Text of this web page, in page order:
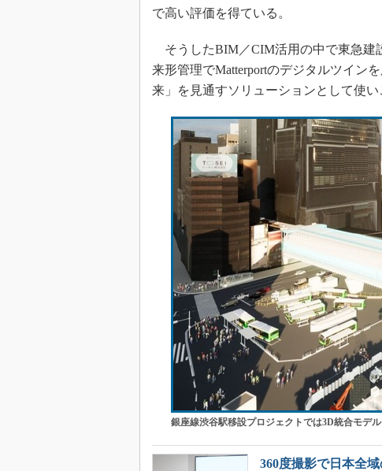
で高い評価を得ている。
そうしたBIM／CIM活用の中で東急建
来形管理でMatterportのデジタルツイン
来」を見通すソリューションとして使い
銀座線渋谷駅移設プロジェクトでは3D統合モデ
360度撮影で日本全